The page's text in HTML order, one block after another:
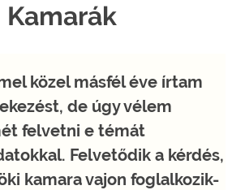
közel másfél éve írtam
de úgy vélem
felvetni e témát
Felvetődik a kérdés,
kamara vajon foglalkozik-